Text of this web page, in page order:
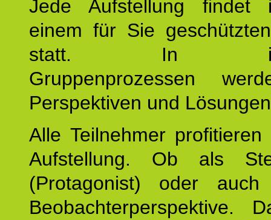
Jede Aufstellung findet
einem für Sie
statt. In
Gruppenprozessen
Perspektiven und
Alle Teilnehmer
Aufstellung. Ob als
(Protagonist) oder
Beobachterperspektive.